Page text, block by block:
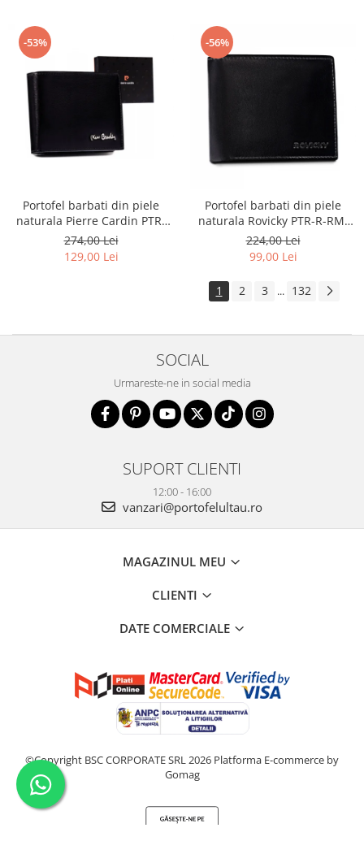
PTN 8610-1341 BEIGE
PTR-PTN MX02-P-7717-D.BE
-53%
Portofel barbati din piele
naturala Pierre Cardin PTR-
8806 TILAK51
274,00 Lei
129,00 Lei
-56%
Portofel barbati din piele
naturala Rovicky PTR-R-RM-
11-GCL-1834 BL
224,00 Lei
99,00 Lei
1 2 3 ... 132
SOCIAL
Urmareste-ne in social media
SUPORT CLIENTI
12:00 - 16:00
vanzari@portofelultau.ro
MAGAZINUL MEU
CLIENTI
DATE COMERCIALE
©Copyright BSC CORPORATE SRL 2026 Platforma E-commerce by
Gomag